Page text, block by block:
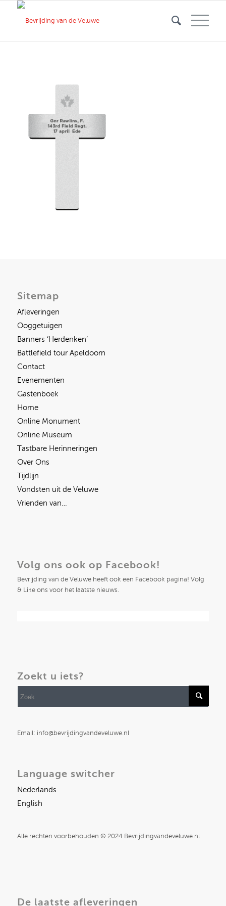
Sitemap
Afleveringen
Ooggetuigen
Banners ‘Herdenken’
Battlefield tour Apeldoorn
Contact
Evenementen
Gastenboek
Home
Online Monument
Online Museum
Tastbare Herinneringen
Over Ons
Tijdlijn
Vondsten uit de Veluwe
Vrienden van…
Volg ons ook op Facebook!
Bevrijding van de Veluwe heeft ook een Facebook pagina! Volg
& Like ons voor het laatste nieuws.
Zoekt u iets?
Email: info@bevrijdingvandeveluwe.nl
Language switcher
Nederlands
English
Alle rechten voorbehouden © 2024 Bevrijdingvandeveluwe.nl
De laatste afleveringen